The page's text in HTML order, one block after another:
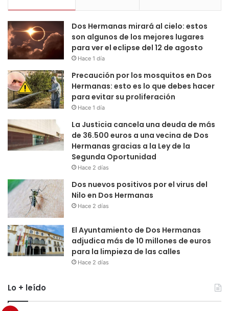
Dos Hermanas mirará al cielo: estos
son algunos de los mejores lugares
para ver el eclipse del 12 de agosto
Hace 1 día
Precaución por los mosquitos en Dos
Hermanas: esto es lo que debes hacer
para evitar su proliferación
Hace 1 día
La Justicia cancela una deuda de más
de 36.500 euros a una vecina de Dos
Hermanas gracias a la Ley de la
Segunda Oportunidad
Hace 2 días
Dos nuevos positivos por el virus del
Nilo en Dos Hermanas
Hace 2 días
El Ayuntamiento de Dos Hermanas
adjudica más de 10 millones de euros
para la limpieza de las calles
Hace 2 días
Lo + leído